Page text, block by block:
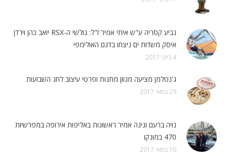
גביע קסריה ע"ש איתי אמיר ז"ל: גולשי ה-RSX יואב כהן וירדן
איסק משדות ים ניצחו בדגם האולימפי
4 ביוני 2017
ג'נטלמן מציעה מגוון מתנות ופרטי עיצוב לחג השבועות
29 במאי 2017
נויה ברעם ונינה אמיר ראשונות באליפות אירופה במפרשיות
470 במונקו
10 במאי 2017